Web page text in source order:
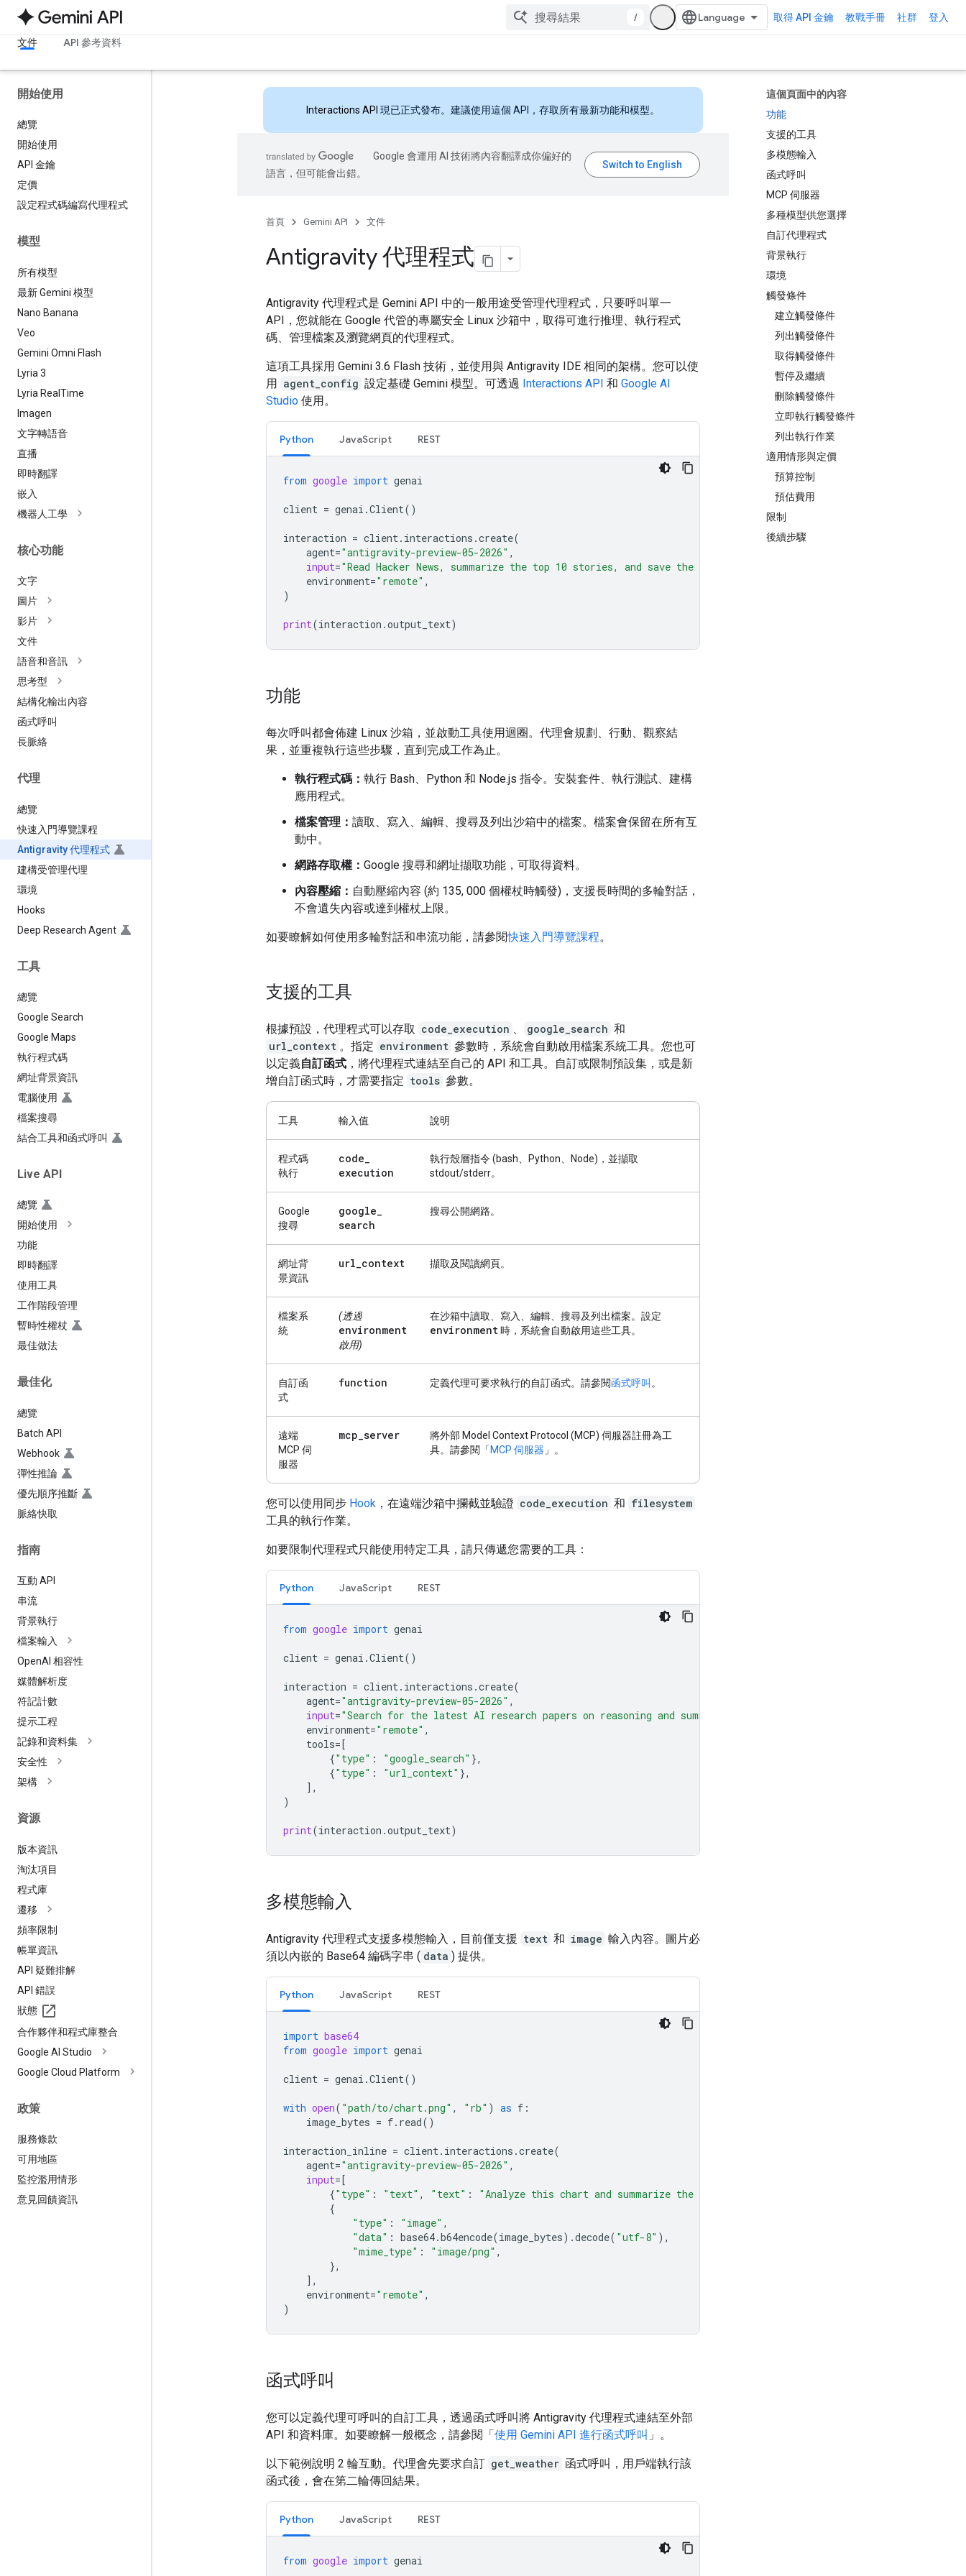
/ 取得 API 金鑰 教戰手冊 社群 登入
文件 API 參考資料
開始使用
總覽
開始使用
API 金鑰
定價
設定程式碼編寫代理程式
模型
所有模型
最新 Gemini 模型
Nano Banana
Veo
Gemini Omni Flash
Lyria 3
Lyria Real Time
Imagen
文字轉語音
直播
即時翻譯
嵌入
機器人工學
核心功能
文字
圖片
影片
文件
語音和音訊
思考型
結構化輸出內容
函式呼叫
長脈絡
代理
總覽
快速入門導覽課程
Antigravity 代理程式
建構受管理代理
環境
Hooks
Deep Research Agent
工具
總覽
Google Search
Google Maps
執行程式碼
網址背景資訊
電腦使用
檔案搜尋
結合工具和函式呼叫
Live API
總覽
開始使用
功能
即時翻譯
使用工具
工作階段管理
暫時性權杖
最佳做法
最佳化
總覽
Batch API
Webhook
彈性推論
優先順序推斷
脈絡快取
指南
互動 API
串流
背景執行
檔案輸入
OpenAI 相容性
媒體解析度
符記計數
提示工程
記錄和資料集
安全性
架構
資源
版本資訊
淘汰項目
程式庫
遷移
頻率限制
帳單資訊
API 疑難排解
API 錯誤
狀態
合作夥伴和程式庫整合
Google AI Studio
Google Cloud Platform
政策
服務條款
可用地區
監控濫用情形
意見回饋資訊
這個頁面中的內容
功能
支援的工具
多模態輸入
函式呼叫
MCP 伺服器
多種模型供您選擇
自訂代理程式
背景執行
環境
觸發條件
建立觸發條件
列出觸發條件
取得觸發條件
暫停及繼續
刪除觸發條件
立即執行觸發條件
列出執行作業
適用情形與定價
預算控制
預估費用
限制
後續步驟
Interactions API 現已正式發布。建議使用這個 API，存取所有最新功能和模型。
Google 會運用 AI 技術將內容翻譯成你偏好的
語言，但可能會出錯。
首頁 Gemini API 文件
Antigravity 代理程式
Antigravity 代理程式是 Gemini API 中的一般用途受管理代理程式，只要呼叫單一
API，您就能在 Google 代管的專屬安全 Linux 沙箱中，取得可進行推理、執行程式
碼、管理檔案及瀏覽網頁的代理程式。
這項工具採用 Gemini 3.6 Flash 技術，並使用與 Antigravity IDE 相同的架構。您可以使
用 agent_config 設定基礎 Gemini 模型。可透過 Interactions API 和 Google AI
Studio 使用。
Python JavaScript REST
from google import genai
client = genai .Client()
interaction = client. interactions .create(
agent="antigravity-preview-05-2026" ,
input="Read Hacker News, summarize the top 10 stories, and save the results as a PDF."
environment="remote" ,
)
print(interaction .output_text)
功能
每次呼叫都會佈建 Linux 沙箱，並啟動工具使用迴圈。代理會規劃、行動、觀察結
果，並重複執行這些步驟，直到完成工作為止。
執行程式碼： 執行 Bash、Python 和 Node.js 指令。安裝套件、執行測試、建構
應用程式。
檔案管理： 讀取、寫入、編輯、搜尋及列出沙箱中的檔案。檔案會保留在所有互
動中。
網路存取權： Google 搜尋和網址擷取功能，可取得資料。
內容壓縮： 自動壓縮內容 (約 135, 000 個權杖時觸發)，支援長時間的多輪對話，
不會遺失內容或達到權杖上限。
如要瞭解如何使用多輪對話和串流功能，請參閱快速入門導覽課程。
支援的工具
根據預設，代理程式可以存取 code_execution 、 google_search 和
url_context 。指定 environment 參數時，系統會自動啟用檔案系統工具。您也可
以定義自訂函式 ，將代理程式連結至自己的 API 和工具。自訂或限制預設集，或是新
增自訂函式時，才需要指定 tools 參數。
工具 輸入值 說明
程式碼
執行
code_
execution
執行殼層指令 (bash、Python、Node)，並擷取
stdout/stderr。
Google
搜尋
google_
search
搜尋公開網路。
網址背
景資訊
url_context 擷取及閱讀網頁。
檔案系
統
(透過
environment
啟用)
在沙箱中讀取、寫入、編輯、搜尋及列出檔案。設定
environment時，系統會自動啟用這些工具。
自訂函
式
function 定義代理可要求執行的自訂函式。請參閱函式呼叫 。
遠端
MCP 伺
服器
mcp_server
將外部 Model Context Protocol (MCP) 伺服器註冊為工
具。請參閱「 MCP 伺服器 」。
您可以使用同步 Hook ，在遠端沙箱中攔截並驗證 code_execution 和 filesystem
工具的執行作業。
如要限制代理程式只能使用特定工具，請只傳遞您需要的工具：
Python JavaScript REST
from google import genai
client = genai .Client()
interaction = client. interactions .create(
agent="antigravity-preview-05-2026" ,
input="Search for the latest AI research papers on reasoning and summarize them."
environment="remote" ,
tools=[
{"type" : "google_search" },
{"type" : "url_context" },
],
)
print(interaction .output_text)
多模態輸入
Antigravity 代理程式支援多模態輸入，目前僅支援 text 和 image 輸入內容。圖片必
須以內嵌的 Base64 編碼字串 ( data ) 提供。
Python JavaScript REST
import base64
from google import genai
client = genai .Client()
with open( "path/to/chart.png" , "rb" ) as f :
image_bytes = f. read()
interaction_inline = client. interactions .create(
agent="antigravity-preview-05-2026" ,
input=[
{"type" : "text" , "text" : "Analyze this chart and summarize the trends."
{
"type" : "image" ,
"data" : base64.b64encode(image_bytes) .decode( "utf-8" ),
"mime_type" : "image/png" ,
},
],
environment="remote" ,
)
函式呼叫
您可以定義代理可呼叫的自訂工具，透過函式呼叫將 Antigravity 代理程式連結至外部
API 和資料庫。如要瞭解一般概念，請參閱「使用 Gemini API 進行函式呼叫 」。
以下範例說明 2 輪互動。代理會先要求自訂 get_weather 函式呼叫，用戶端執行該
函式後，會在第二輪傳回結果。
Python JavaScript REST
from google import genai